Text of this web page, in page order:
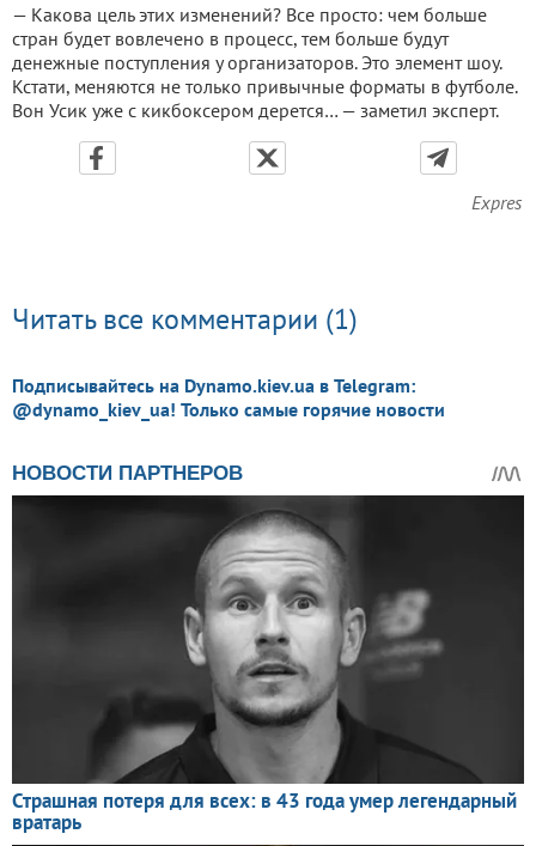
— Какова цель этих изменений? Все просто: чем больше
стран будет вовлечено в процесс, тем больше будут
денежные поступления у организаторов. Это элемент шоу.
Кстати, меняются не только привычные форматы в футболе.
Вон Усик уже с кикбоксером дерется… — заметил эксперт.
Expres
Читать все комментарии (1)
Подписывайтесь на Dynamo.kiev.ua в Telegram:
@dynamo_kiev_ua! Только самые горячие новости